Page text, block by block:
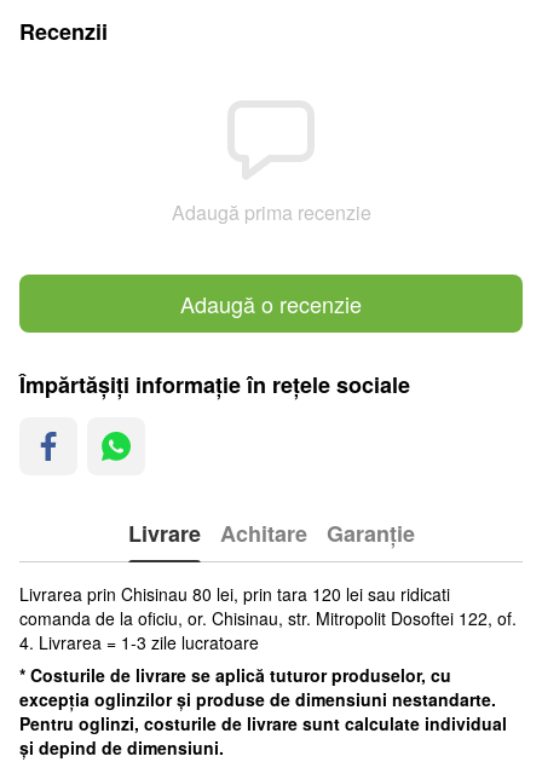
Recenzii
Adaugă prima recenzie
Adaugă o recenzie
Împărtășiți informație în rețele sociale
Livrare Achitare Garanție
Livrarea prin Chisinau 80 lei, prin tara 120 lei sau ridicati
comanda de la oficiu, or. Chisinau, str. Mitropolit Dosoftei 122, of.
4. Livrarea = 1-3 zile lucratoare
* Costurile de livrare se aplică tuturor produselor, cu
excepția oglinzilor și produse de dimensiuni nestandarte.
Pentru oglinzi, costurile de livrare sunt calculate individual
și depind de dimensiuni.